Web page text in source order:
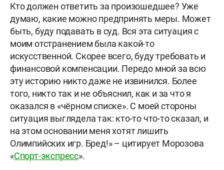
Кто должен ответить за произошедшее? Уже
думаю, какие можно предпринять меры. Может
быть, буду подавать в суд. Вся эта ситуация с
моим отстранением была какой-то
искусственной. Скорее всего, буду требовать и
финансовой компенсации. Передо мной за всю
эту историю никто даже не извинился. Более
того, никто так и не объяснил, как и за что я
оказался в «чёрном списке». С моей стороны
ситуация выглядела так: кто-то что-то сказал, и
на этом основании меня хотят лишить
Олимпийских игр. Бред!» – цитирует Морозова
«Спорт-экспресс».